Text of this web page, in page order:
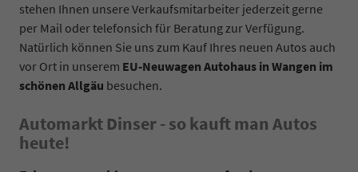
stehen Ihnen unsere Verkaufsmitarbeiter jederzeit gerne
per Mail oder telefonsich für Beratung zur Verfügung.
Natürlich können Sie uns zum Kauf Ihres neuen Autos auch
vor Ort in unserem EU-Neuwagen Autohaus in Wangen im
schönen Allgäu besuchen.
Automarkt Dinser - so kauft man Autos
heute!